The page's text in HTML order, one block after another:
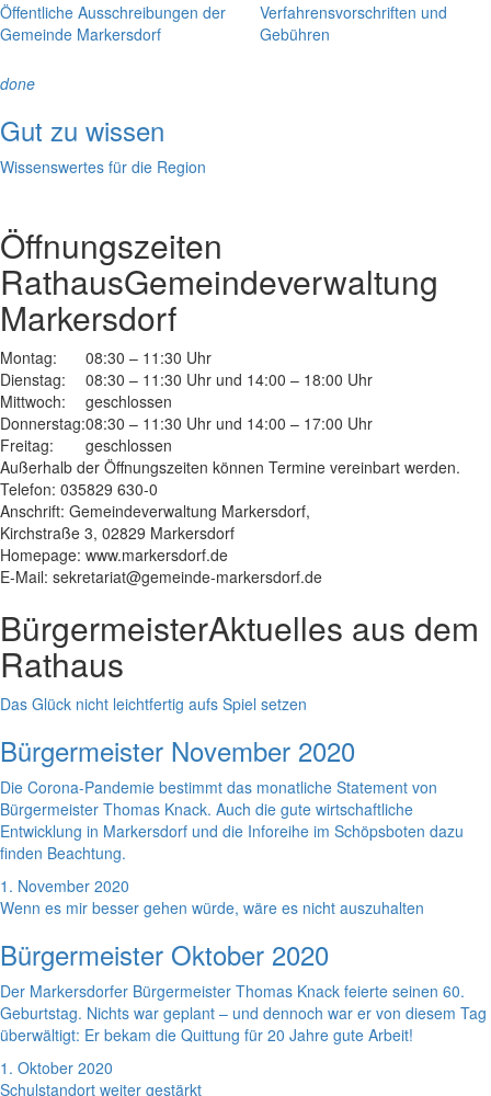
Öffentliche Ausschreibungen der
Gemeinde Markersdorf
Verfahrensvorschriften und
Gebühren
done
Gut zu wissen
Wissenswertes für die Region
Öffnungszeiten
RathausGemeindeverwaltung
Markersdorf
Montag:
08:30 – 11:30 Uhr
Dienstag:
08:30 – 11:30 Uhr und 14:00 – 18:00 Uhr
Mittwoch:
geschlossen
Donnerstag:08:30 – 11:30 Uhr und 14:00 – 17:00 Uhr
Freitag:
geschlossen
Außerhalb der Öffnungszeiten können Termine vereinbart werden.
Telefon: 035829 630-0
Anschrift: Gemeindeverwaltung Markersdorf,
Kirchstraße 3, 02829 Markersdorf
Homepage: www.markersdorf.de
E-Mail: sekretariat@gemeinde-markersdorf.de
BürgermeisterAktuelles aus dem
Rathaus
Das Glück nicht leichtfertig aufs Spiel setzen
Bürgermeister November 2020
Die Corona-Pandemie bestimmt das monatliche Statement von
Bürgermeister Thomas Knack. Auch die gute wirtschaftliche
Entwicklung in Markersdorf und die Inforeihe im Schöpsboten dazu
finden Beachtung.
1. November 2020
Wenn es mir besser gehen würde, wäre es nicht auszuhalten
Bürgermeister Oktober 2020
Der Markersdorfer Bürgermeister Thomas Knack feierte seinen 60.
Geburtstag. Nichts war geplant – und dennoch war er von diesem Tag
überwältigt: Er bekam die Quittung für 20 Jahre gute Arbeit!
1. Oktober 2020
Schulstandort weiter gestärkt